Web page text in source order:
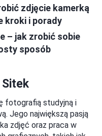
zdjęcie kamerką
kroki i porady
– jak zrobić sobie
sposób
Sitek
fotografią studyjną i
Jego największą pasją
zdjęć oraz praca w